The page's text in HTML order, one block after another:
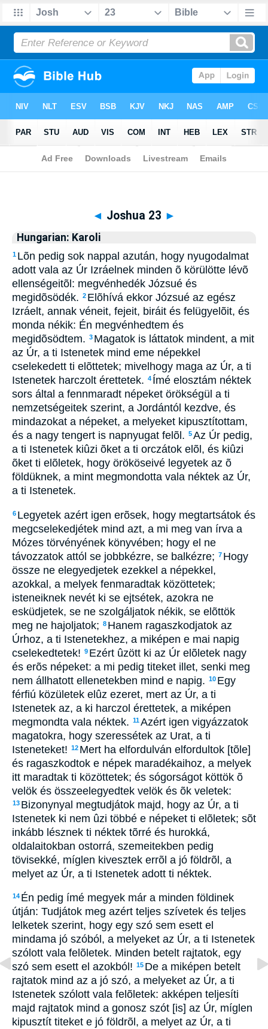
Biblia>Hungarian: Karoli > Joshua 23
◄ Joshua 23 ►
Hungarian: Karoli
1 Lõn pedig sok nappal azután, hogy nyugodalmat
adott vala az Úr Izráelnek minden õ körülötte lévõ
ellenségeitõl: megvénhedék Józsué és
megidõsödék. 2 Elõhívá ekkor Józsué az egész
Izráelt, annak véneit, fejeit, biráit és felügyelõit, és
monda nékik: Én megvénhedtem és
megidõsödtem. 3 Magatok is láttatok mindent, a mit
az Úr, a ti Istenetek mind eme népekkel
cselekedett ti elõttetek; mivelhogy maga az Úr, a ti
Istenetek harczolt érettetek. 4 Ímé elosztám néktek
sors által a fennmaradt népeket örökségül a ti
nemzetségeitek szerint, a Jordántól kezdve, és
mindazokat a népeket, a melyeket kipusztítottam,
és a nagy tengert is napnyugat felõl. 5Az Úr pedig,
a ti Istenetek kiûzi õket a ti orczátok elõl, és kiûzi
õket ti elõletek, hogy örököseivé legyetek az õ
földüknek, a mint megmondotta vala néktek az Úr,
a ti Istenetek.
6 Legyetek azért igen erõsek, hogy megtartsátok és
megcselekedjétek mind azt, a mi meg van írva a
Mózes törvényének könyvében; hogy el ne
távozzatok attól se jobbkézre, se balkézre; 7 Hogy
össze ne elegyedjetek ezekkel a népekkel,
azokkal, a melyek fenmaradtak közöttetek;
isteneiknek nevét ki se ejtsétek, azokra ne
esküdjetek, se ne szolgáljatok nékik, se elõttök
meg ne hajoljatok; 8 Hanem ragaszkodjatok az
Úrhoz, a ti Istenetekhez, a miképen e mai napig
cselekedtetek! 9 Ezért ûzött ki az Úr elõletek nagy
és erõs népeket: a mi pedig titeket illet, senki meg
nem állhatott ellenetekben mind e napig. 10 Egy
férfiú közületek elûz ezeret, mert az Úr, a ti
Istenetek az, a ki harczol érettetek, a miképen
megmondta vala néktek. 11Azért igen vigyázzatok
magatokra, hogy szeressétek az Urat, a ti
Isteneteket! 12 Mert ha elfordulván elfordultok [tõle]
és ragaszkodtok e népek maradékaihoz, a melyek
itt maradtak ti közöttetek; és sógorságot köttök õ
velök és összeelegyedtek velök és õk veletek:
13 Bizonynyal megtudjátok majd, hogy az Úr, a ti
Istenetek ki nem ûzi többé e népeket ti elõletek; sõt
inkább lésznek ti néktek tõrré és hurokká,
oldalaitokban ostorrá, szemeitekben pedig
tövisekké, míglen kivesztek errõl a jó földrõl, a
melyet az Úr, a ti Istenetek adott ti néktek.
14 Én pedig ímé megyek már a minden földinek
útján: Tudjátok meg azért teljes szívetek és teljes
lelketek szerint, hogy egy szó sem esett el
mindama jó szóból, a melyeket az Úr, a ti Istenetek
szólott vala felõletek. Minden betelt rajtatok, egy
szó sem esett el azokból! 15 De a miképen betelt
rajtatok mind az a jó szó, a melyeket az Úr, a ti
Istenetek szólott vala felõletek: akképen teljesíti
majd rajtatok mind a gonosz szót [is] az Úr, míglen
kipusztít titeket e jó földrõl, a melyet az Úr, a ti